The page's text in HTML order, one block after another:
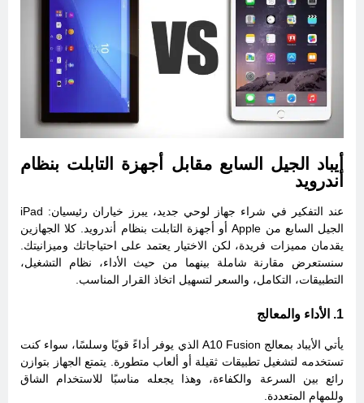
أيباد الجيل السابع مقابل أجهزة التابلت بنظام
أندرويد
عند التفكير في شراء جهاز لوحي جديد، يبرز خياران رئيسيان: iPad
الجيل السابع من Apple أو أجهزة التابلت بنظام أندرويد. كلا الجهازين
يقدمان مميزات فريدة، لكن الاختيار يعتمد على احتياجاتك وميزانيتك.
سنستعرض مقارنة شاملة بينهما من حيث الأداء، نظام التشغيل،
التطبيقات، التكامل، والسعر لتسهيل اتخاذ القرار المناسب.
1. الأداء والمعالج
يأتي الأيباد بمعالج A10 Fusion الذي يوفر أداءً قويًا وسلسًا، سواء كنت
تستخدمه لتشغيل تطبيقات ثقيلة أو ألعاب متطورة. يتمتع الجهاز بتوازن
رائع بين السرعة والكفاءة، وهذا يجعله مناسبًا للاستخدام الشاق
وللمهام المتعددة.